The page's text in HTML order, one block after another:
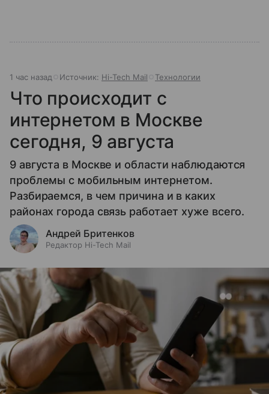
1 час назад Источник: Hi-Tech Mail Технологии
Что происходит с
интернетом в Москве
сегодня, 9 августа
9 августа в Москве и области наблюдаются
проблемы с мобильным интернетом.
Разбираемся, в чем причина и в каких
районах города связь работает хуже всего.
Андрей Бритенков
Редактор Hi-Tech Mail